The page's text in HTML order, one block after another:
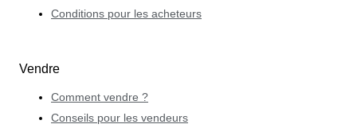
Conditions pour les acheteurs
Vendre
Comment vendre ?
Conseils pour les vendeurs